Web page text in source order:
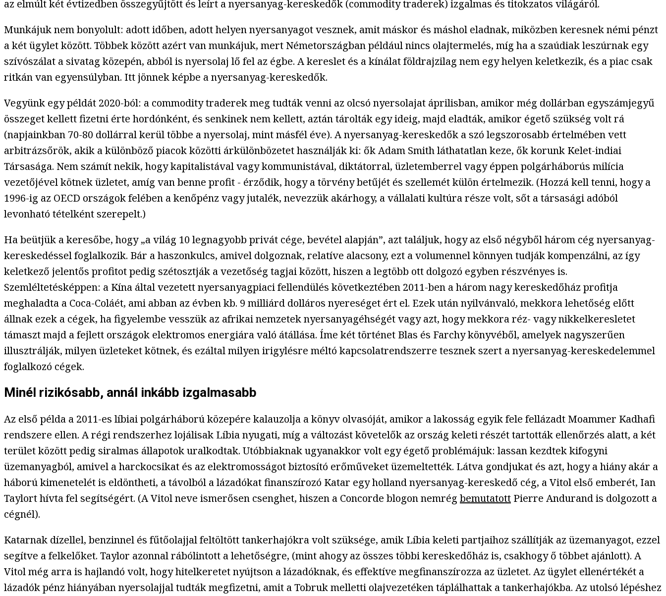
az elmúlt két évtizedben összegyűjtött és leírt a nyersanyag-kereskedők (commodity traderek) izgalmas és titokzatos világáról.
Munkájuk nem bonyolult: adott időben, adott helyen nyersanyagot vesznek, amit máskor és máshol eladnak, miközben keresnek némi pénzt
a két ügylet között. Többek között azért van munkájuk, mert Németországban például nincs olajtermelés, míg ha a szaúdiak leszúrnak egy
szívószálat a sivatag közepén, abból is nyersolaj lő fel az égbe. A kereslet és a kínálat földrajzilag nem egy helyen keletkezik, és a piac csak
ritkán van egyensúlyban. Itt jönnek képbe a nyersanyag-kereskedők.
Vegyünk egy példát 2020-ból: a commodity traderek meg tudták venni az olcsó nyersolajat áprilisban, amikor még dollárban egyszámjegyű
összeget kellett fizetni érte hordónként, és senkinek nem kellett, aztán tárolták egy ideig, majd eladták, amikor égető szükség volt rá
(napjainkban 70-80 dollárral kerül többe a nyersolaj, mint másfél éve). A nyersanyag-kereskedők a szó legszorosabb értelmében vett
arbitrázsőrök, akik a különböző piacok közötti árkülönbözetet használják ki: ők Adam Smith láthatatlan keze, ők korunk Kelet-indiai
Társasága. Nem számít nekik, hogy kapitalistával vagy kommunistával, diktátorral, üzletemberrel vagy éppen polgárháborús milícia
vezetőjével kötnek üzletet, amíg van benne profit - érződik, hogy a törvény betűjét és szellemét külön értelmezik. (Hozzá kell tenni, hogy a
1996-ig az OECD országok felében a kenőpénz vagy jutalék, nevezzük akárhogy, a vállalati kultúra része volt, sőt a társasági adóból
levonható tételként szerepelt.)
Ha beütjük a keresőbe, hogy „a világ 10 legnagyobb privát cége, bevétel alapján”, azt találjuk, hogy az első négyből három cég nyersanyag-
kereskedéssel foglalkozik. Bár a haszonkulcs, amivel dolgoznak, relatíve alacsony, ezt a volumennel könnyen tudják kompenzálni, az így
keletkező jelentős profitot pedig szétosztják a vezetőség tagjai között, hiszen a legtöbb ott dolgozó egyben részvényes is.
Szemléltetésképpen: a Kína által vezetett nyersanyagpiaci fellendülés következtében 2011-ben a három nagy kereskedőház profitja
meghaladta a Coca-Coláét, ami abban az évben kb. 9 milliárd dolláros nyereséget ért el. Ezek után nyilvánvaló, mekkora lehetőség előtt
állnak ezek a cégek, ha figyelembe vesszük az afrikai nemzetek nyersanyagéhségét vagy azt, hogy mekkora réz- vagy nikkelkeresletet
támaszt majd a fejlett országok elektromos energiára való átállása. Íme két történet Blas és Farchy könyvéből, amelyek nagyszerűen
illusztrálják, milyen üzleteket kötnek, és ezáltal milyen irigylésre méltó kapcsolatrendszerre tesznek szert a nyersanyag-kereskedelemmel
foglalkozó cégek.
Minél rizikósabb, annál inkább izgalmasabb
Az első példa a 2011-es líbiai polgárháború közepére kalauzolja a könyv olvasóját, amikor a lakosság egyik fele fellázadt Moammer Kadhafi
rendszere ellen. A régi rendszerhez lojálisak Líbia nyugati, míg a változást követelők az ország keleti részét tartották ellenőrzés alatt, a két
terület között pedig siralmas állapotok uralkodtak. Utóbbiaknak ugyanakkor volt egy égető problémájuk: lassan kezdtek kifogyni
üzemanyagból, amivel a harckocsikat és az elektromosságot biztosító erőműveket üzemeltették. Látva gondjukat és azt, hogy a hiány akár a
háború kimenetelét is eldöntheti, a távolból a lázadókat finanszírozó Katar egy holland nyersanyag-kereskedő cég, a Vitol első emberét, Ian
Taylort hívta fel segítségért. (A Vitol neve ismerősen csenghet, hiszen a Concorde blogon nemrég bemutatott Pierre Andurand is dolgozott a
cégnél).
Katarnak dízellel, benzinnel és fűtőolajjal feltöltött tankerhajókra volt szüksége, amik Líbia keleti partjaihoz szállítják az üzemanyagot, ezzel
segítve a felkelőket. Taylor azonnal rábólintott a lehetőségre, (mint ahogy az összes többi kereskedőház is, csakhogy ő többet ajánlott). A
Vitol még arra is hajlandó volt, hogy hitelkeretet nyújtson a lázadóknak, és effektíve megfinanszírozza az üzletet. Az ügylet ellenértékét a
lázadók pénz hiányában nyersolajjal tudták megfizetni, amit a Tobruk melletti olajvezetéken táplálhattak a tankerhajókba. Az utolsó lépéshez